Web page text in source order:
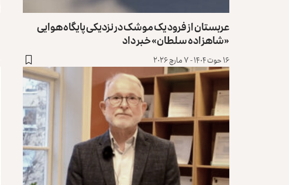
عربستان از فرود یک موشک در نزدیکی پایگاه هوایی
«شاهزاده سلطان» خبر داد
۱۶ حوت ۱۴۰۴ - ۷ مارچ ۲۰۲۶